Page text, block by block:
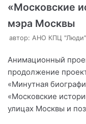
«Московские
мэра Москвы
автор: АНО КПЦ "Люди"
Анимационный
продолжение
«Минутная
«Московские
улицах Москвы и